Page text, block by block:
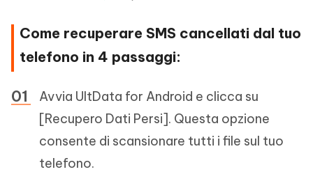
Come recuperare SMS cancellati dal tuo
telefono in 4 passaggi:
Avvia UltData for Android e clicca su
[Recupero Dati Persi]. Questa opzione
consente di scansionare tutti i file sul tuo
telefono.